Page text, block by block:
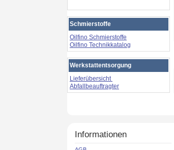
Schmierstoffe
Oilfino Schmierstoffe
Oilfino Technikkatalog
Werkstattentsorgung
Lieferübersicht
Abfallbeauftragter
Informationen